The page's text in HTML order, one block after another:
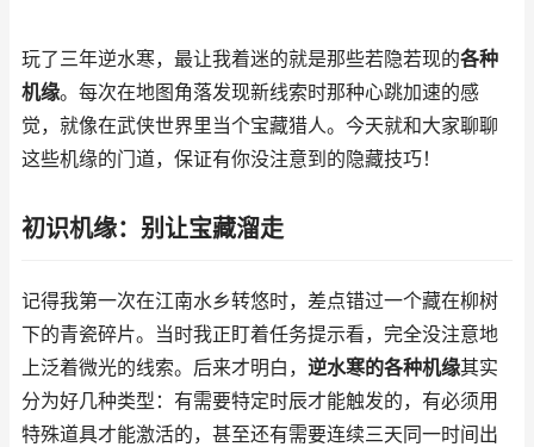
玩了三年逆水寒，最让我着迷的就是那些若隐若现的各种
机缘。每次在地图角落发现新线索时那种心跳加速的感
觉，就像在武侠世界里当个宝藏猎人。今天就和大家聊聊
这些机缘的门道，保证有你没注意到的隐藏技巧！
初识机缘：别让宝藏溜走
记得我第一次在江南水乡转悠时，差点错过一个藏在柳树
下的青瓷碎片。当时我正盯着任务提示看，完全没注意地
上泛着微光的线索。后来才明白， 逆水寒的各种机缘其实
分为好几种类型：有需要特定时辰才能触发的，有必须用
特殊道具才能激活的，甚至还有需要连续三天同一时间出